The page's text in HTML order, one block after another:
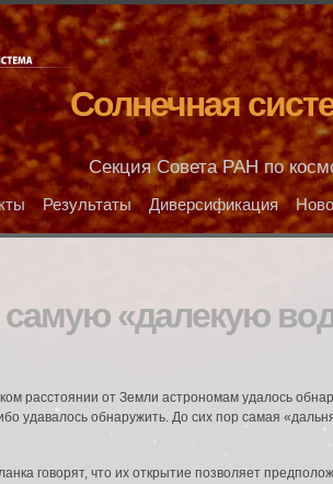
Солнечная
Секция Совета РАН по
Результаты Диверсификация
«далекую
расстоянии от Земли астрономам удалось
удавалось обнаружить. До сих пор самая
говорят, что их открытие позволяет